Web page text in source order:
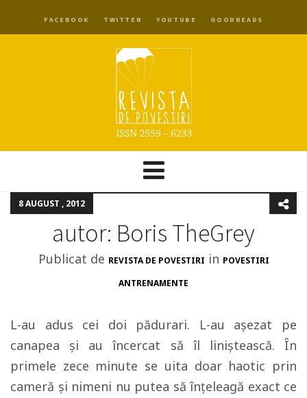
FACEBOOK TWITTER YOUTUBE GOODREADS
8 AUGUST , 2012
autor: Boris TheGrey
Publicat de REVISTA DE POVESTIRI in POVESTIRI
ANTRENAMENTE
L-au adus cei doi pădurari. L-au așezat pe
canapea și au încercat să îl liniștească. În
primele zece minute se uita doar haotic prin
cameră și nimeni nu putea să înțeleagă exact ce